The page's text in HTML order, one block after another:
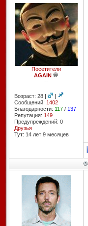
Посетители
AGAIN
--
Возраст: 28 |
|
Сообщений: 1402
Благодарности: 117/ 137
Репутация: 149
Предупреждений: 0
Друзья
Тут: 14 лет 9 месяцев